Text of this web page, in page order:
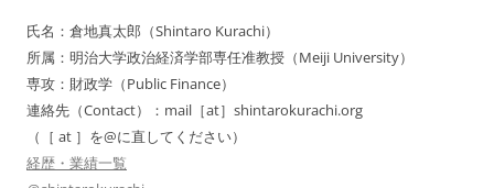
ー
シ
ョ
ン
氏名：倉地真太郎（Shintaro Kurachi）
所属：明治大学政治経済学部専任准教授（Meiji University）
専攻：財政学（Public Finance）
連絡先（Contact）：mail［at］shintarokurachi.org
（［ at ］を@に直してください）
経歴・業績一覧